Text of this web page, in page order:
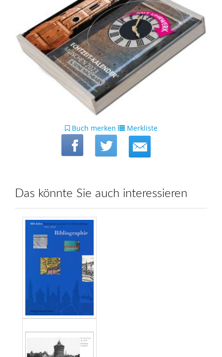
Buch merken Merkliste
Das könnte Sie auch interessieren